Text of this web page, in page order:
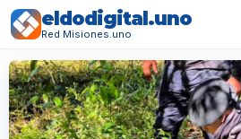
eldodigital.uno
Red Misiones.uno